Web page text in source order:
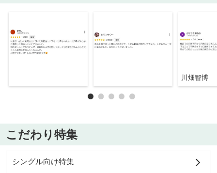
川畑智博
こだわり特集
シングル向け特集